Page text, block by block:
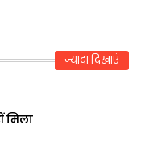
ज़्यादा दिखाएं
मिला